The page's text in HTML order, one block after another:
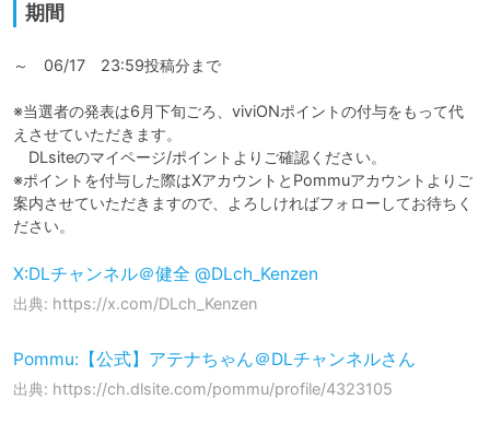
期間
～　06/17　23:59投稿分まで
※当選者の発表は6月下旬ごろ、viviONポイントの付与をもって代
えさせていただきます。
DLsiteのマイページ/ポイントよりご確認ください。
※ポイントを付与した際はXアカウントとPommuアカウントよりご
案内させていただきますので、よろしければフォローしてお待ちく
ださい。
X:DLチャンネル＠健全 @DLch_Kenzen
出典: https://x.com/DLch_Kenzen
Pommu:【公式】アテナちゃん＠DLチャンネルさん
出典: https://ch.dlsite.com/pommu/profile/4323105